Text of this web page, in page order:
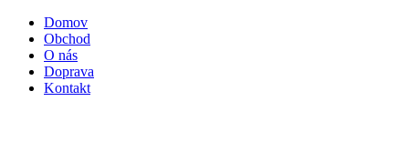
Domov
Obchod
O nás
Doprava
Kontakt